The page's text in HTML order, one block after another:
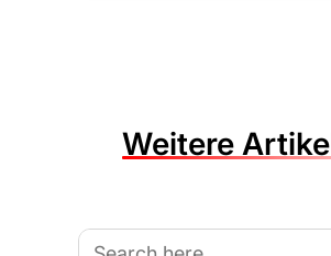
Weitere
Search